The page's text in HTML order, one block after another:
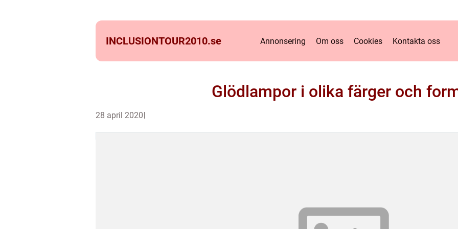
INCLUSIONTOUR2010.se Annonsering Om oss Cookies Kontakta oss
Glödlampor i olika färger och
28 april 2020